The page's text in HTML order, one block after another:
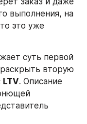
выполнения, на
суть первой
раскрыть вторую
LTV. Описание